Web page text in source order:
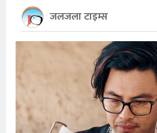
अन्तर्राष्ट्रिय
थप
जलजला टाइम्स